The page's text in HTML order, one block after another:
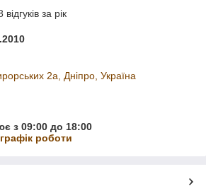
за рік
2а, Дніпро, Україна
з 09:00 до 18:00
роботи